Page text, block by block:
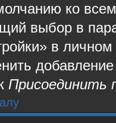
ко
выбор в
в
Присоединить